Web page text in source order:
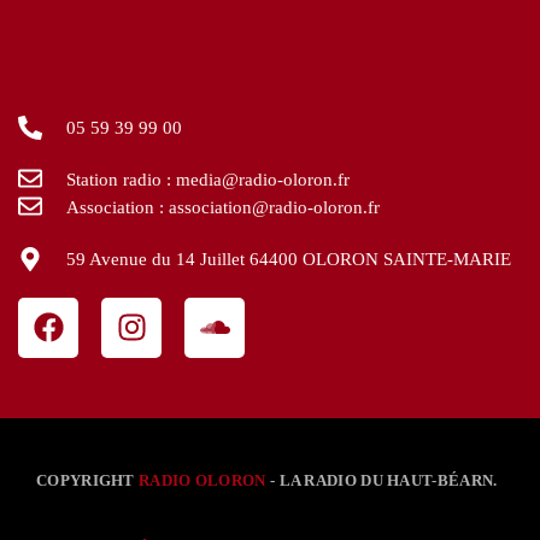
05 59 39 99 00
Station radio : media@radio-oloron.fr
Association : association@radio-oloron.fr
59 Avenue du 14 Juillet 64400 OLORON SAINTE-MARIE
COPYRIGHTRADIO OLORON - LA RADIO DU HAUT-BÉARN.